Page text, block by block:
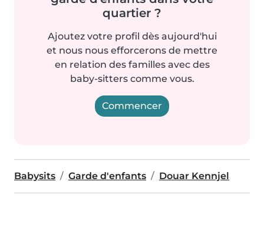
quartier ?
Ajoutez votre profil dès aujourd'hui
et nous nous efforcerons de mettre
en relation des familles avec des
baby-sitters comme vous.
Commencer
Babysits Garde d'enfants Douar Kennjel